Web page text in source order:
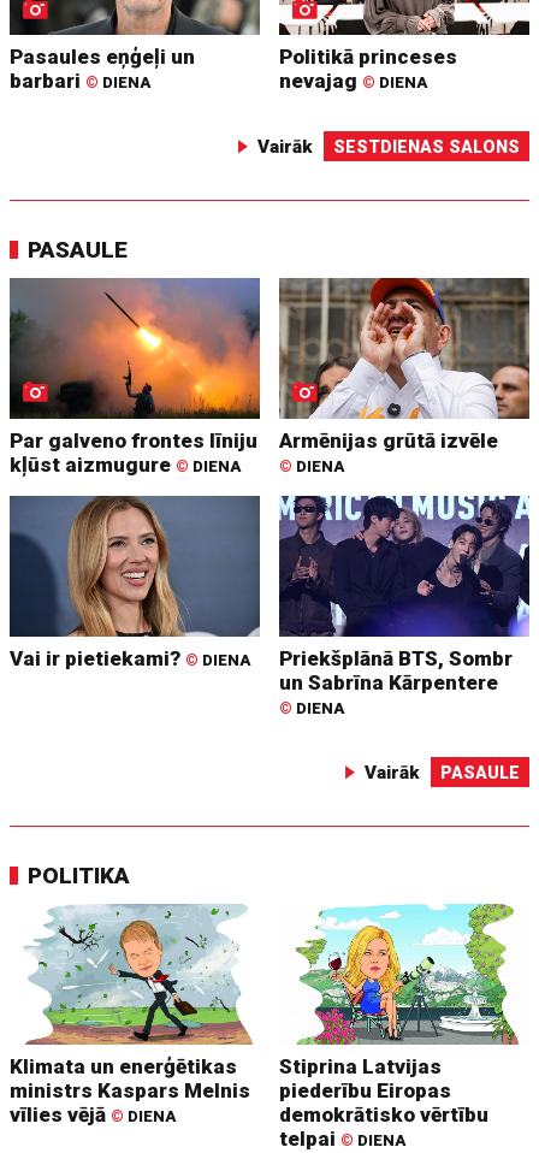
Pasaules eņģeļi un
barbari © DIENA
Politikā princeses
nevajag © DIENA
Vairāk SESTDIENAS SALONS
PASAULE
Par galveno frontes līniju
kļūst aizmugure © DIENA
Armēnijas grūtā izvēle
© DIENA
Vai ir pietiekami? © DIENA
Priekšplānā BTS, Sombr
un Sabrīna Kārpentere
© DIENA
Vairāk PASAULE
POLITIKA
Klimata un enerģētikas
ministrs Kaspars Melnis
vīlies vējā © DIENA
Stiprina Latvijas
piederību Eiropas
demokrātisko vērtību
telpai © DIENA